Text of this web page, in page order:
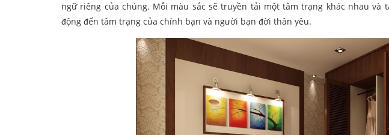
ngữ riêng của chúng. Mỗi màu sắc sẽ truyền tải một tâm trạng khác nhau và
động đến tâm trạng của chính bạn và người bạn đời thân yêu.